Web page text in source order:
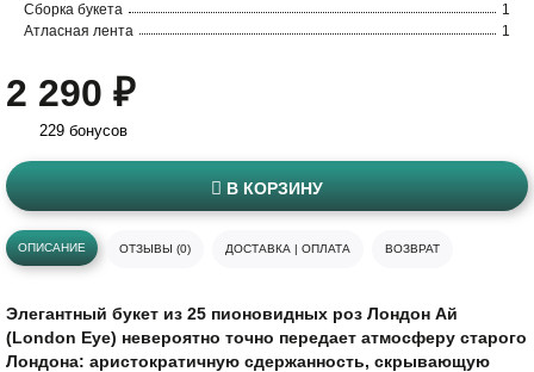
Сборка букета
1
Атласная лента
1
2 290 ₽
229 бонусов
В КОРЗИНУ
ОПИСАНИЕ ОТЗЫВЫ (0) ДОСТАВКА | ОПЛАТА ВОЗВРАТ
Элегантный букет из 25 пионовидных роз Лондон Ай
(London Eye) невероятно точно передает атмосферу старого
Лондона: аристократичную сдержанность, скрывающую